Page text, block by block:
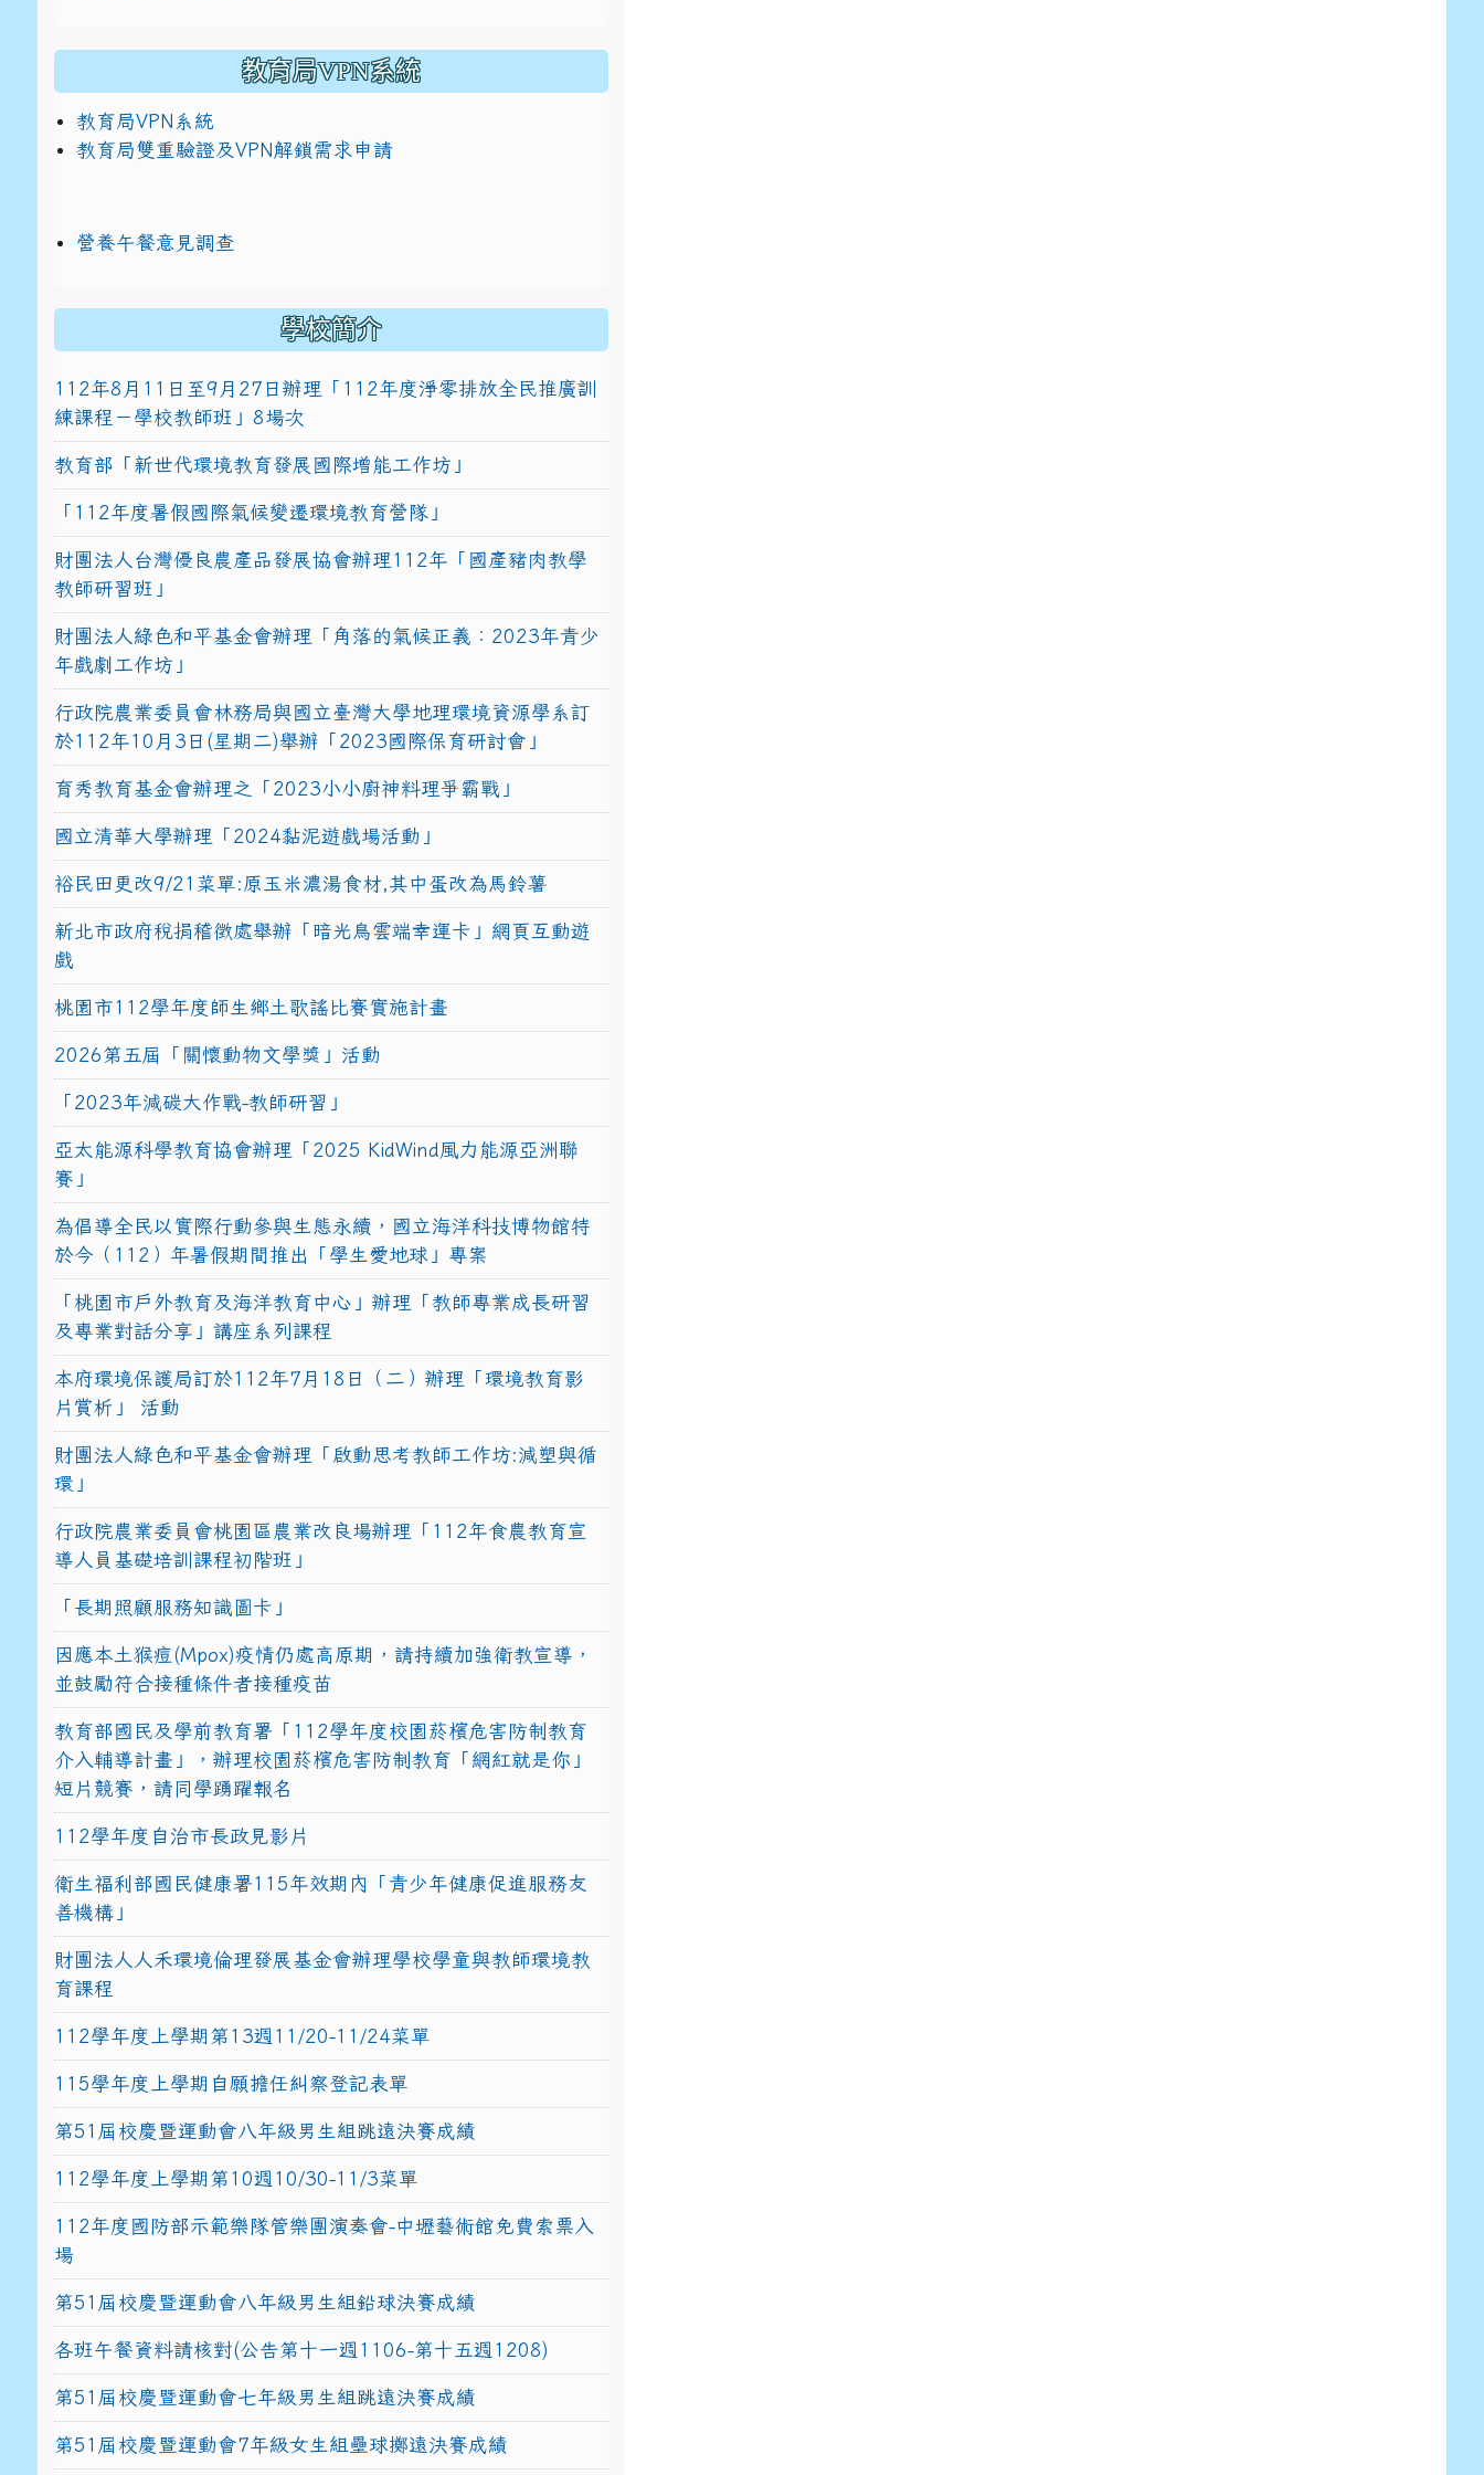
教育局VPN系統
教育局VPN系統
教育局雙重驗證及VPN解鎖需求申請
營養午餐意見調查
學校簡介
112年8月11日至9月27日辦理「112年度淨零排放全民推廣訓
練課程－學校教師班」8場次
教育部「新世代環境教育發展國際增能工作坊」
「112年度暑假國際氣候變遷環境教育營隊」
財團法人台灣優良農產品發展協會辦理112年「國產豬肉教學
教師研習班」
財團法人綠色和平基金會辦理「角落的氣候正義：2023年青少
年戲劇工作坊」
行政院農業委員會林務局與國立臺灣大學地理環境資源學系訂
於112年10月3日(星期二)舉辦「2023國際保育研討會」
育秀教育基金會辦理之「2023小小廚神料理爭霸戰」
國立清華大學辦理「2024黏泥遊戲場活動」
裕民田更改9/21菜單:原玉米濃湯食材,其中蛋改為馬鈴薯
新北市政府稅捐稽徵處舉辦「暗光鳥雲端幸運卡」網頁互動遊
戲
桃園市112學年度師生鄉土歌謠比賽實施計畫
2026第五屆「關懷動物文學獎」活動
「2023年減碳大作戰-教師研習」
亞太能源科學教育協會辦理「2025 KidWind風力能源亞洲聯
賽」
為倡導全民以實際行動參與生態永續，國立海洋科技博物館特
於今（112）年暑假期間推出「學生愛地球」專案
「桃園市戶外教育及海洋教育中心」辦理「教師專業成長研習
及專業對話分享」講座系列課程
本府環境保護局訂於112年7月18日（二）辦理「環境教育影
片賞析」 活動
財團法人綠色和平基金會辦理「啟動思考教師工作坊:減塑與循
環」
行政院農業委員會桃園區農業改良場辦理「112年食農教育宣
導人員基礎培訓課程初階班」
「長期照顧服務知識圖卡」
因應本土猴痘(Mpox)疫情仍處高原期，請持續加強衛教宣導，
並鼓勵符合接種條件者接種疫苗
教育部國民及學前教育署「112學年度校園菸檳危害防制教育
介入輔導計畫」，辦理校園菸檳危害防制教育「網紅就是你」
短片競賽，請同學踴躍報名
112學年度自治市長政見影片
衛生福利部國民健康署115年效期內「青少年健康促進服務友
善機構」
財團法人人禾環境倫理發展基金會辦理學校學童與教師環境教
育課程
112學年度上學期第13週11/20-11/24菜單
115學年度上學期自願擔任糾察登記表單
第51屆校慶暨運動會八年級男生組跳遠決賽成績
112學年度上學期第10週10/30-11/3菜單
112年度國防部示範樂隊管樂團演奏會-中壢藝術館免費索票入
場
第51屆校慶暨運動會八年級男生組鉛球決賽成績
各班午餐資料請核對(公告第十一週1106-第十五週1208)
第51屆校慶暨運動會七年級男生組跳遠決賽成績
第51屆校慶暨運動會7年級女生組壘球擲遠決賽成績